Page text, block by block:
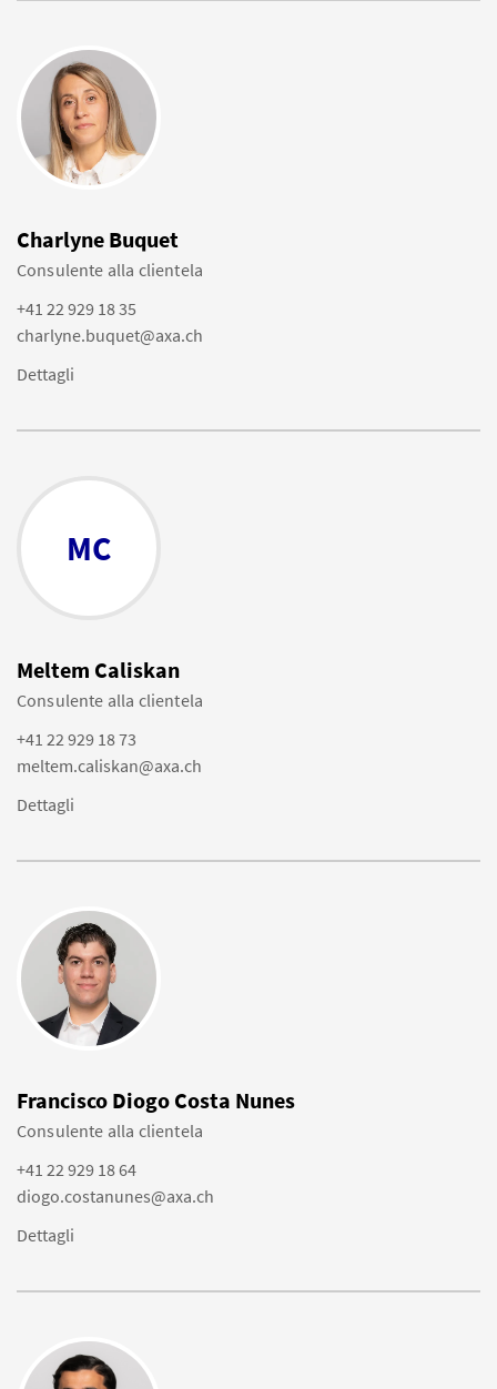
Charlyne Buquet
Consulente alla clientela
+41 22 929 18 35
charlyne.buquet@axa.ch
Dettagli
MC
Meltem Caliskan
Consulente alla clientela
+41 22 929 18 73
meltem.caliskan@axa.ch
Dettagli
Francisco Diogo Costa Nunes
Consulente alla clientela
+41 22 929 18 64
diogo.costanunes@axa.ch
Dettagli